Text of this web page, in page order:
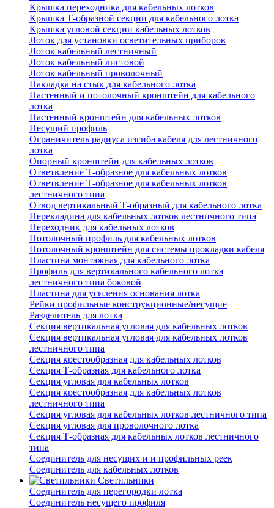
Крышка переходника для кабельных лотков
Крышка Т-образной секции для кабельного лотка
Крышка угловой секции кабельных лотков
Лоток для установки осветительных приборов
Лоток кабельный лестничный
Лоток кабельный листовой
Лоток кабельный проволочный
Накладка на стык для кабельного лотка
Настенный и потолочный кронштейн для кабельного
лотка
Настенный кронштейн для кабельных лотков
Несущий профиль
Ограничитель радиуса изгиба кабеля для лестничного
лотка
Опорный кронштейн для кабельных лотков
Ответвление Т-образное для кабельных лотков
Ответвление Т-образное для кабельных лотков
лестничного типа
Отвод вертикальный Т-образный для кабельного лотка
Перекладина для кабельных лотков лестничного типа
Переходник для кабельных лотков
Потолочный профиль для кабельных лотков
Потолочный кронштейн для системы прокладки кабеля
Пластина монтажная для кабельного лотка
Профиль для вертикального кабельного лотка
лестничного типа боковой
Пластина для усиления основания лотка
Рейки профильные конструкционные/несущие
Разделитель для лотка
Секция вертикальная угловая для кабельных лотков
Секция вертикальная угловая для кабельных лотков
лестничного типа
Секция крестообразная для кабельных лотков
Секция Т-образная для кабельного лотка
Секция угловая для кабельных лотков
Секция крестообразная для кабельных лотков
лестничного типа
Секция угловая для кабельных лотков лестничного типа
Секция угловая для проволочного лотка
Секция Т-образная для кабельных лотков лестничного
типа
Соединитель для несущих и и профильных реек
Соединитель для кабельных лотков
Светильники
Соединитель для перегородки лотка
Соединитель несущего профиля